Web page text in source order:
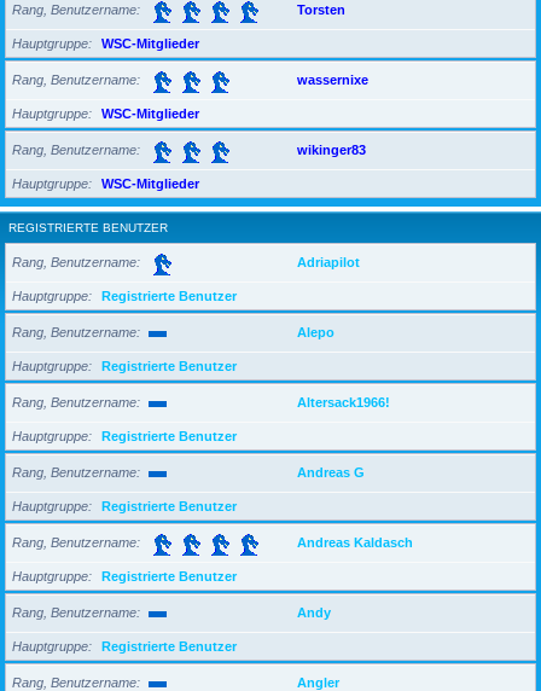
Rang, Benutzername Torsten
Hauptgruppe WSC-Mitglieder
Rang, Benutzername wassernixe
Hauptgruppe WSC-Mitglieder
Rang, Benutzername wikinger83
Hauptgruppe WSC-Mitglieder
REGISTRIERTE BENUTZER
Rang, Benutzername Adriapilot
Hauptgruppe Registrierte Benutzer
Rang, Benutzername Alepo
Hauptgruppe Registrierte Benutzer
Rang, Benutzername Altersack1966!
Hauptgruppe Registrierte Benutzer
Rang, Benutzername Andreas G
Hauptgruppe Registrierte Benutzer
Rang, Benutzername Andreas Kaldasch
Hauptgruppe Registrierte Benutzer
Rang, Benutzername Andy
Hauptgruppe Registrierte Benutzer
Rang, Benutzername Angler